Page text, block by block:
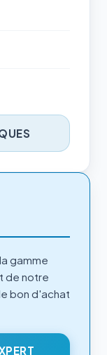
gamme
de notre
bon d'achat